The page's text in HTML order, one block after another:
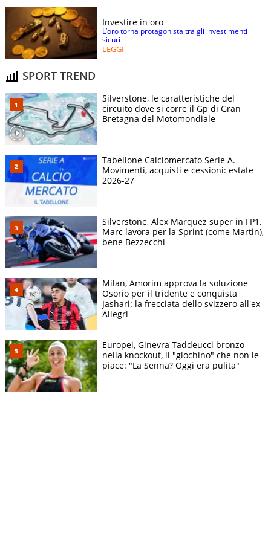
Investire in oro
L’oro torna protagonista tra gli investimenti
sicuri
LEGGI
SPORT TREND
Silverstone, le caratteristiche del
circuito dove si corre il Gp di Gran
Bretagna del Motomondiale
Tabellone Calciomercato Serie A.
Movimenti, acquisti e cessioni: estate
2026-27
Silverstone, Alex Marquez super in FP1.
Marc lavora per la Sprint (come Martin),
bene Bezzecchi
Milan, Amorim approva la soluzione
Osorio per il tridente e conquista
Jashari: la frecciata dello svizzero all'ex
Allegri
Europei, Ginevra Taddeucci bronzo
nella knockout, il "giochino" che non le
piace: "La Senna? Oggi era pulita"